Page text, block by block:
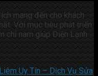
mang đến cho khách
Với mục tiêu phát triển
chỉ nam giúp Điện Lạnh
Uy Tín – Dịch Vụ Sửa